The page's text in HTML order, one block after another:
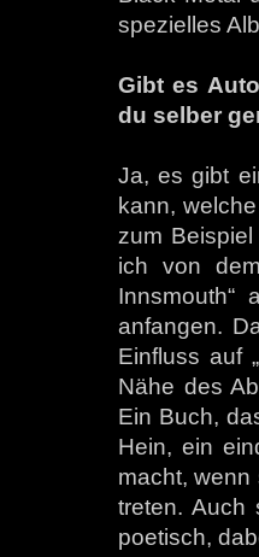
spezielles
Gibt es
du selber
Ja, es gibt
kann,
zum
ich von
anfangen.
Einfluss auf
Nähe des
Ein Buch,
Hein, ein
macht,
treten. Auch
poetisch,